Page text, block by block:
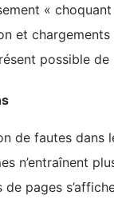
«
et
possible
de fautes dans
n’entraînent
de pages